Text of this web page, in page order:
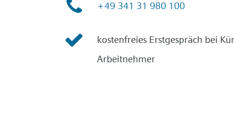
+49 341 31 980 100
kostenfreies Erstgespräch bei
Arbeitnehmer